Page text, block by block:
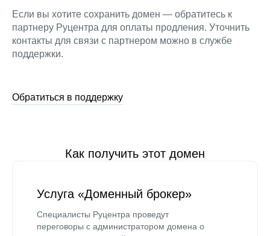
Если вы хотите сохранить домен — обратитесь к
партнеру Руцентра для оплаты продления. Уточнить
контакты для связи с партнером можно в службе
поддержки.
Обратиться в поддержку
Как получить этот домен
Услуга «Доменный брокер»
Специалисты Руцентра проведут
переговоры с администратором домена о